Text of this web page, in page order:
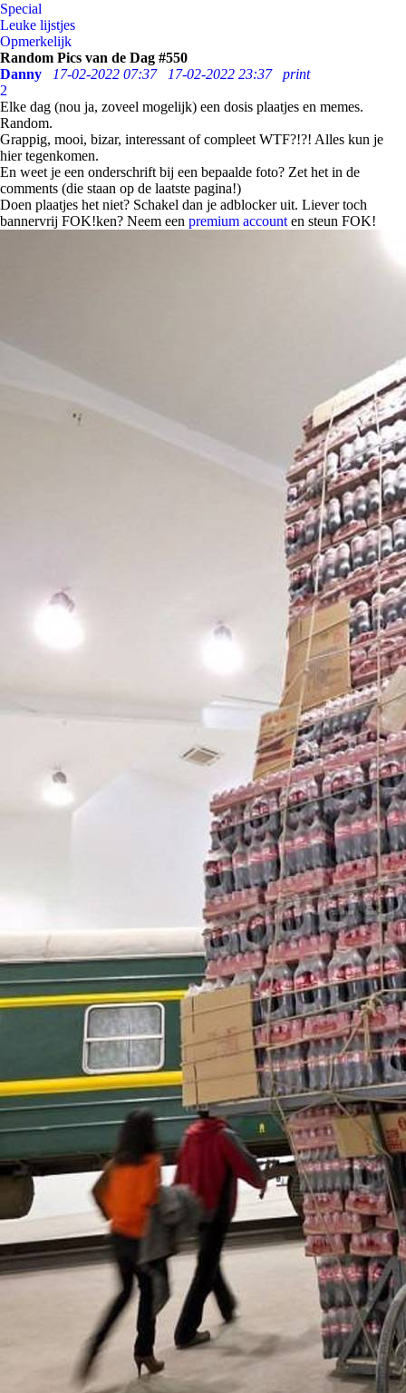
Special
Leuke lijstjes
Opmerkelijk
Random Pics van de Dag #550
Danny
17-02-2022 07:37 17-02-2022 23:37
print
2
Elke dag (nou ja, zoveel mogelijk) een dosis plaatjes en memes.
Random.
Grappig, mooi, bizar, interessant of compleet WTF?!?! Alles kun je
hier tegenkomen.
En weet je een onderschrift bij een bepaalde foto? Zet het in de
comments (die staan op de laatste pagina!)
Doen plaatjes het niet? Schakel dan je adblocker uit. Liever toch
bannervrij FOK!ken? Neem een premium account en steun FOK!